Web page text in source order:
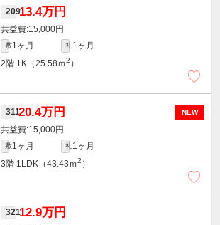
20913.4万円
15,000円
敷1ヶ月 礼1ヶ月
2階 1K（25.58ｍ2 ）
NEW
31120.4万円
15,000円
敷1ヶ月 礼1ヶ月
3階 1LDK（43.43ｍ2 ）
32112.9万円